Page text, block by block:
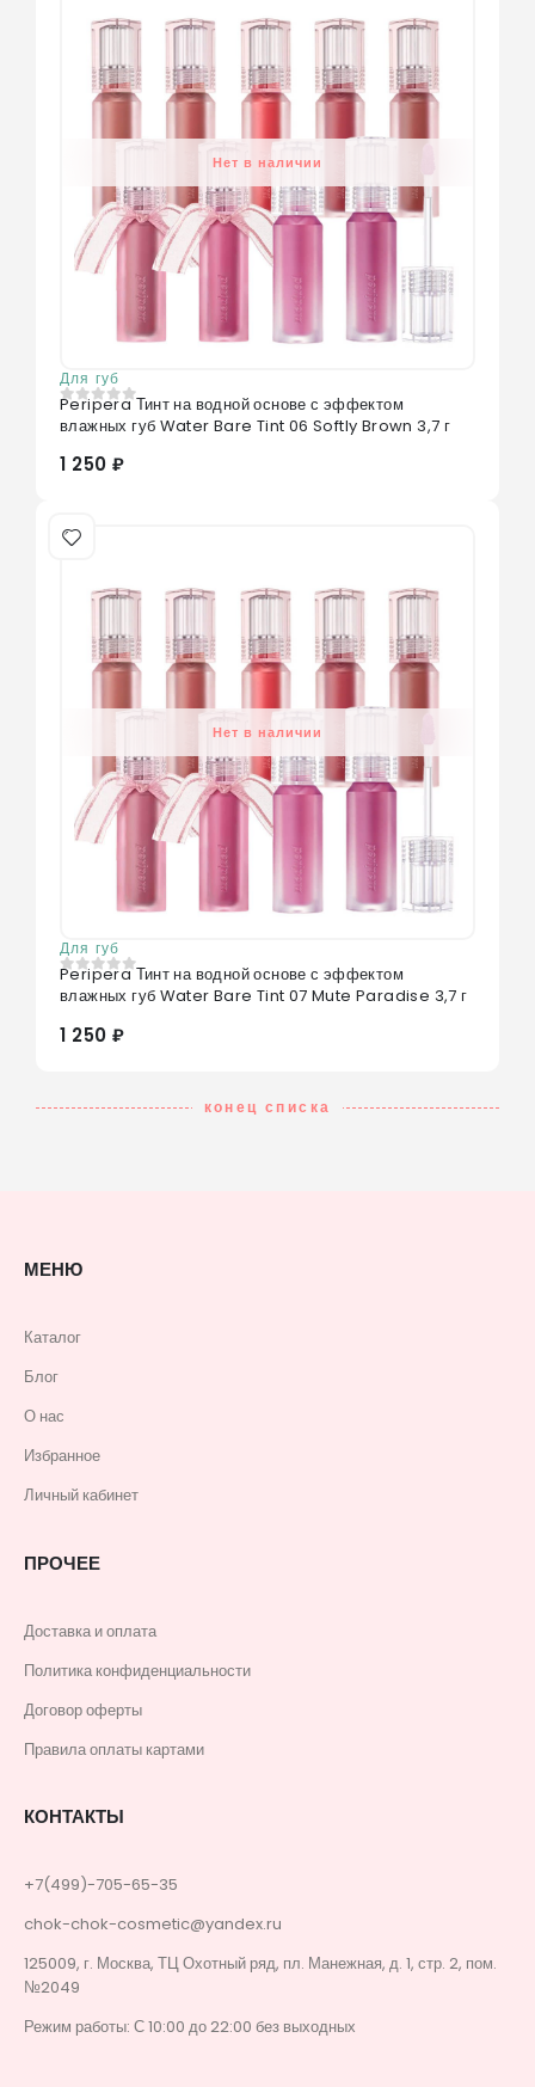
Нет в наличии
Для губ
0 из 5
Peripera Тинт на водной основе с эффектом
влажных губ Water Bare Tint 06 Softly Brown 3,7 г
1 250 ₽
Нет в наличии
Для губ
0 из 5
Peripera Тинт на водной основе с эффектом
влажных губ Water Bare Tint 07 Mute Paradise 3,7 г
1 250 ₽
конец списка
МЕНЮ
Каталог
Блог
О нас
Избранное
Личный кабинет
ПРОЧЕЕ
Доставка и оплата
Политика конфиденциальности
Договор оферты
Правила оплаты картами
КОНТАКТЫ
+7(499)-705-65-35
chok-chok-cosmetic@yandex.ru
125009, г. Москва, ТЦ Охотный ряд, пл. Манежная, д. 1, стр. 2, пом.
№2049
Режим работы: С 10:00 до 22:00 без выходных